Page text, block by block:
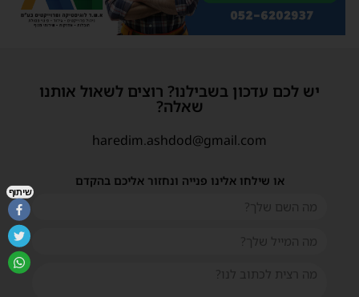
יש לכם עדכון בשבילנו? רוצים לשאול אותנו
שאלה?
haredim.ashdod@gmail.com
או שילחו אלינו פנייה ונחזור אליכם בהקדם
שיתוף